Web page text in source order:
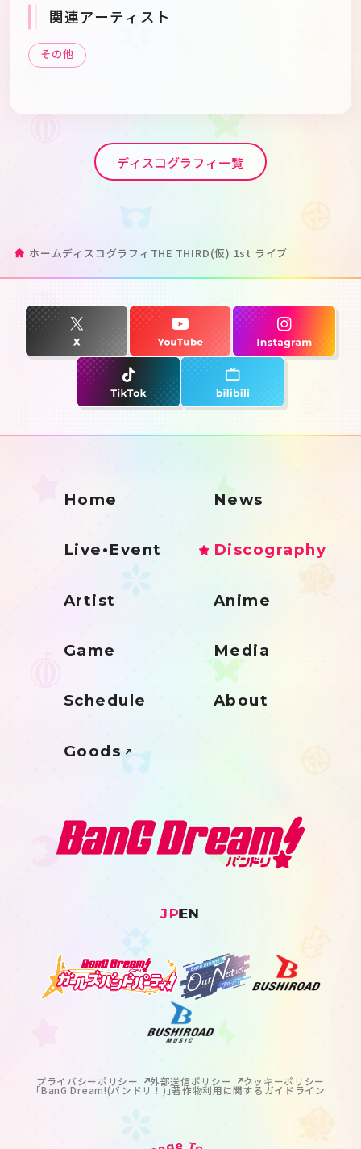
関連アーティスト
その他
ディスコグラフィ一覧
ホームディスコグラフィ THE THIRD(仮) 1st ライブ
Home News
Live•Event Discography
Artist Anime
Game Media
Schedule About
Goods
JPEN
プライバシーポリシー 外部送信ポリシー クッキーポリシー
｢BanG Dream!(バンドリ！)｣著作物利用に関するガイドライン